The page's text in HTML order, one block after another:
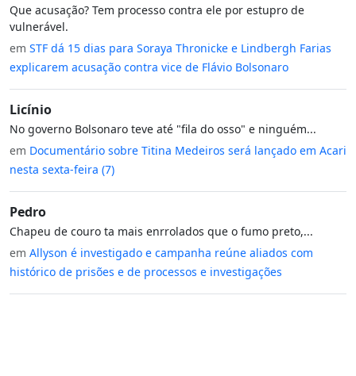
Que acusação? Tem processo contra ele por estupro de
vulnerável.
em STF dá 15 dias para Soraya Thronicke e Lindbergh Farias
explicarem acusação contra vice de Flávio Bolsonaro
Licínio
No governo Bolsonaro teve até "fila do osso" e ninguém...
em Documentário sobre Titina Medeiros será lançado em Acari
nesta sexta-feira (7)
Pedro
Chapeu de couro ta mais enrrolados que o fumo preto,...
em Allyson é investigado e campanha reúne aliados com
histórico de prisões e de processos e investigações